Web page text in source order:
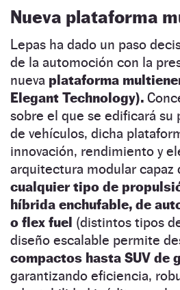
Nueva plataforma
Lepas ha dado un paso
de la automoción con la
nueva plataforma
Elegant Technology).
sobre el que se edificará su
de vehículos, dicha
innovación, rendimiento y
arquitectura modular capaz
cualquier tipo de
híbrida enchufable, de
o flex fuel (distintos tipos
diseño escalable permite
compactos hasta SUV de
garantizando eficiencia,